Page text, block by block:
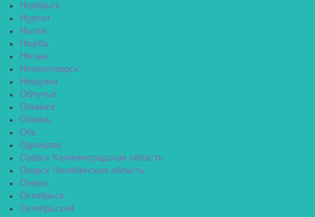
Ноябрьск
Нурлат
Нытва
Нюрба
Нягань
Нязелетворск
Няндома
Облучье
Обнинск
Обоянь
Обь
Одинцово
Озёрск Калининградская область
Озерск Челябинская область
Озеры
Октябрьск
Октябрьский